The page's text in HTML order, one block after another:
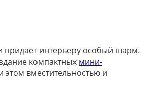
придает интерьеру особый шарм.
компактных мини-
этом вместительностью и